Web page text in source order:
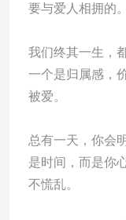
要与爱人相拥的。
我们终其一生，
一个是归属感，
被爱。
总有一天，你会
是时间，而是你
不慌乱。